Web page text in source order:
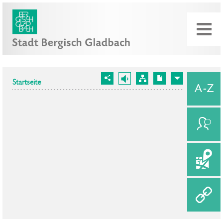
Startseite